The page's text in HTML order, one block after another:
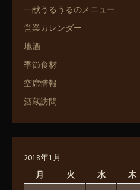
一献うるうるのメニュー
営業カレンダー
地酒
季節食材
空席情報
酒蔵訪問
2018年1月
月
火 水 木